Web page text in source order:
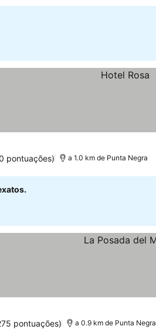
pontuações) a 1.0 km de Punta Negra
pontuações) a 0.9 km de Punta Negra